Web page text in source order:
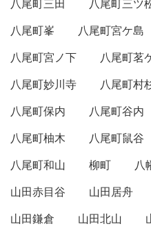
八尾町三田
八尾町三ツ
八尾町峯
八尾町宮ケ島
八尾町宮ノ下
八尾町茗
八尾町妙川寺
八尾町村
八尾町保内
八尾町谷内
八尾町柚木
八尾町鼠谷
八尾町和山
柳町 八
山田赤目谷
山田居舟
山田鎌倉
山田北山